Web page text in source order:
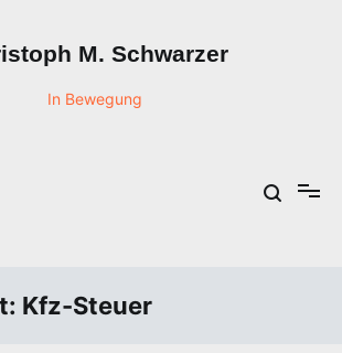
M. Schwarzer
In Bewegung
Kfz-Steuer